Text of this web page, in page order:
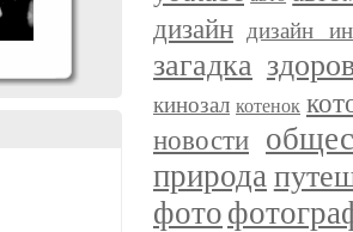
дизайн дизайн
загадка
кинозал котенок
новости
природа
фото